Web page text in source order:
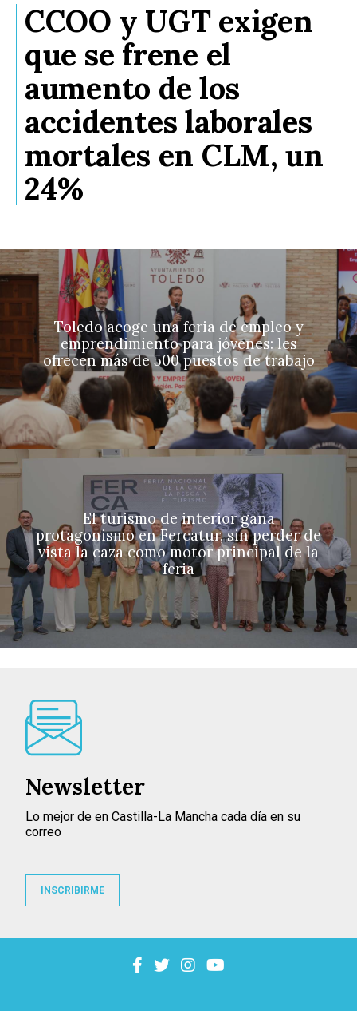
CCOO y UGT exigen
que se frene el
aumento de los
accidentes laborales
mortales en CLM, un
24%
Toledo acoge una feria de empleo y
emprendimiento para jóvenes: les
ofrecen más de 500 puestos de trabajo
El turismo de interior gana
protagonismo en Fercatur, sin perder de
vista la caza como motor principal de la
feria
Newsletter
Lo mejor de en Castilla-La Mancha cada día en su
correo
INSCRIBIRME